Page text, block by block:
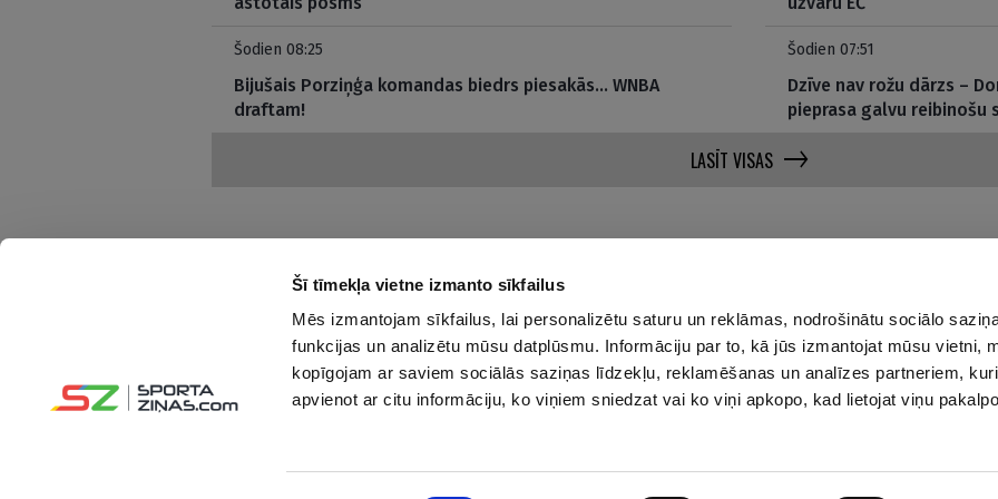
Šī tīmekļa vietne izmanto sīkfailus
Mēs izmantojam sīkfailus, lai personalizētu saturu un reklāmas, nodrošinātu sociālo
funkcijas un analizētu mūsu datplūsmu. Informāciju par to, kā jūs izmantojat mūsu vietni,
kopīgojam ar saviem sociālās saziņas līdzekļu, reklamēšanas un analīzes partneriem,
apvienot ar citu informāciju, ko viņiem sniedzat vai ko viņi apkopo, kad lietojat viņu
Šodien 08:25
Bijušais Porziņģa komandas biedrs piesakās… WNBA
draftam!
Šodien 07:51
Dzīve nav rožu dārzs –
pieprasa galvu reibinošu
LASĪT VISAS
Interesanti un saprotami par sportu
Seko mums:
Par mums
Reklāmas Parametri
Kontakti